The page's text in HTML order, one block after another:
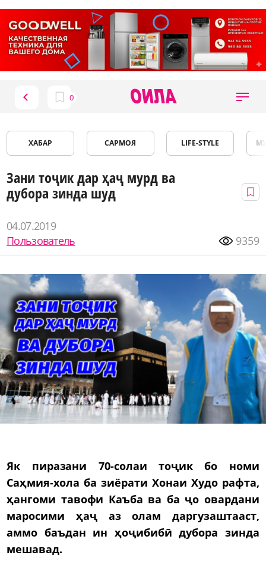
ХАБАР САРМОЯ LIFE-STYLE
Зани тоҷик дар ҳаҷ мурд ва
дубора зинда шуд
04.07.2019
Пользователь
9359
Як пиразани 70-солаи тоҷик бо номи
Саҳмия-хола ба зиёрати Хонаи Худо рафта,
ҳангоми тавофи Каъба ва ба ҷо овардани
маросими ҳаҷ аз олам даргузаштааст,
аммо баъдан ин ҳоҷибибӣ дубора зинда
мешавад.